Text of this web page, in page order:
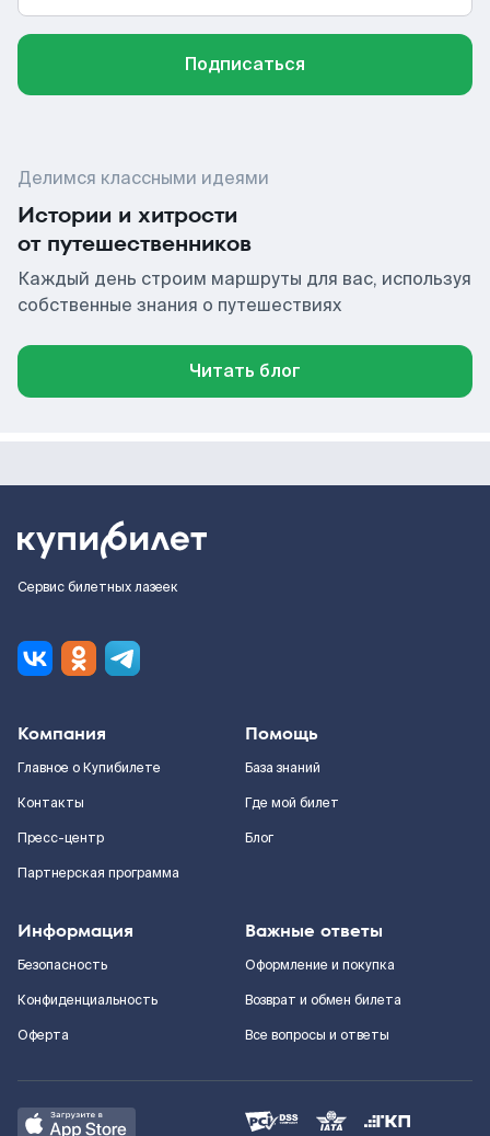
Подписаться
Делимся классными идеями
Истории и хитрости
от путешественников
Каждый день строим маршруты для вас, используя
собственные знания о путешествиях
Читать блог
Сервис билетных лазеек
Компания
Главное о Купибилете
Контакты
Пресс-центр
Партнерская программа
Помощь
База знаний
Где мой билет
Блог
Информация
Безопасность
Конфиденциальность
Оферта
Важные ответы
Оформление и покупка
Возврат и обмен билета
Все вопросы и ответы